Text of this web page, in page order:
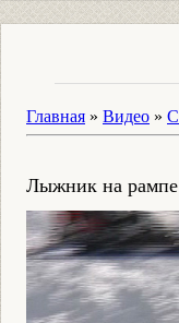
Главная » Видео »
Лыжник на рампе